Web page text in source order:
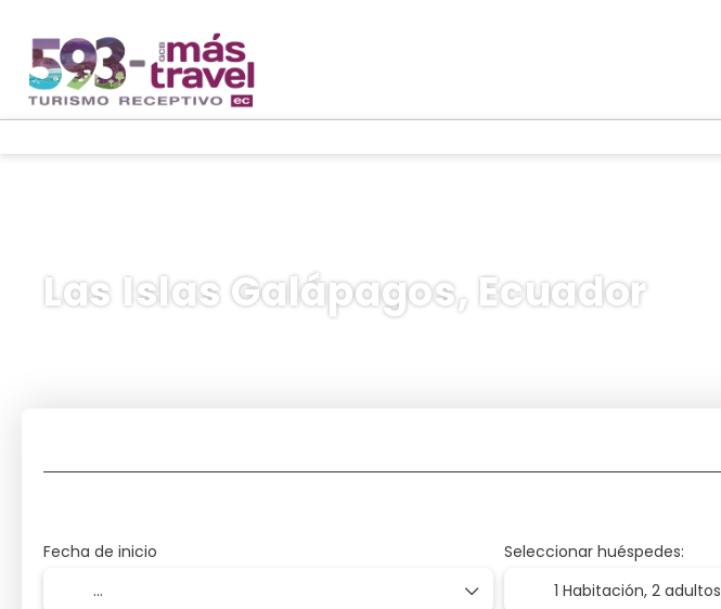
Las Islas Galápagos, Ecuador
Fecha de inicio
Seleccionar huéspedes:
1 Habitación, 2 adultos